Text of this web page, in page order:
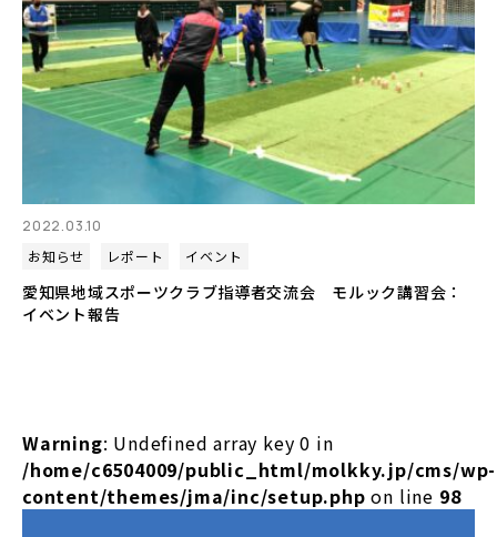
2022.03.10
お知らせ
レポート イベント
愛知県地域スポーツクラブ指導者交流会 モルック講習会：
イベント報告
Warning: Undefined array key 0 in
/home/c6504009/public_html/molkky.jp/cms/wp-
content/themes/jma/inc/setup.php on line 98